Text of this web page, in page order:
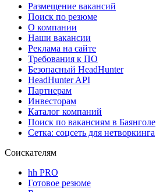
Размещение вакансий
Поиск по резюме
О компании
Наши вакансии
Реклама на сайте
Требования к ПО
Безопасный HeadHunter
HeadHunter API
Партнерам
Инвесторам
Каталог компаний
Поиск по вакансиям в Баянголе
Сетка: соцсеть для нетворкинга
Соискателям
hh PRO
Готовое резюме